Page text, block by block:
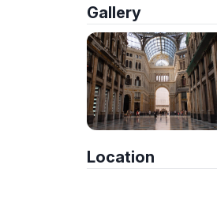
Gallery
Location